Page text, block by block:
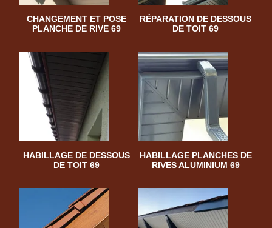
CHANGEMENT ET POSE
PLANCHE DE RIVE 69
RÉPARATION DE DESSOUS
DE TOIT 69
HABILLAGE DE DESSOUS
DE TOIT 69
HABILLAGE PLANCHES DE
RIVES ALUMINIUM 69